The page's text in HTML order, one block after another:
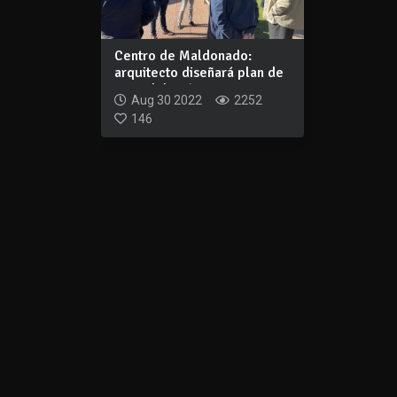
Centro de Maldonado:
arquitecto diseñará plan de
remodelació...
Aug 30 2022
2252
146